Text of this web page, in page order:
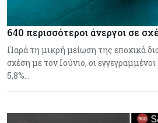
640 περισσότεροι άνεργοι σε
Παρά τη μικρή μείωση της εποχικά
σχέση με τον Ιούνιο, οι
5,8%…